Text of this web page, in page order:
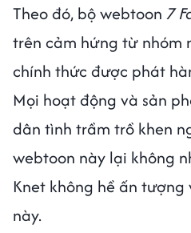
Theo đó, bộ webtoon 7
trên cảm hứng từ nhóm
chính thức được phát
Mọi hoạt động và sản
dân tình trầm trồ khen
webtoon này lại không
Knet không hề ấn
này.